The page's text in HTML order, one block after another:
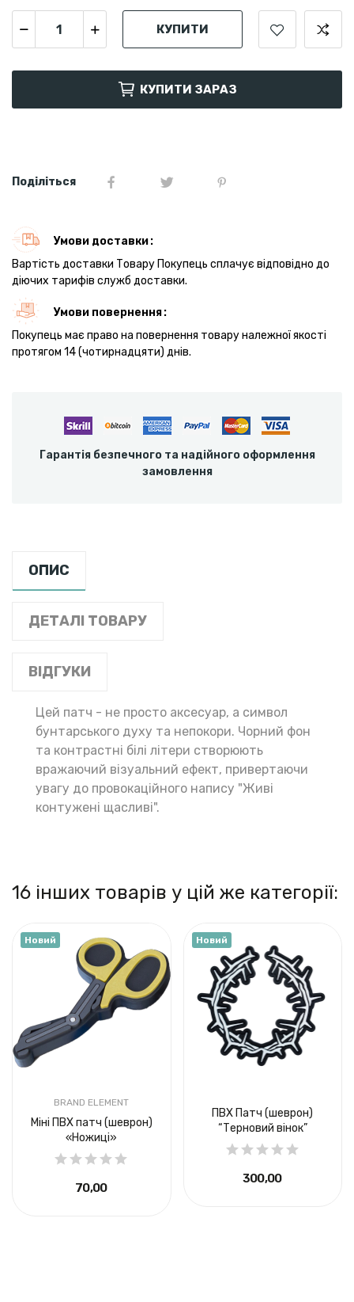
КУПИТИ
КУПИТИ ЗАРАЗ
Поділіться
Умови доставки
Вартість доставки Товару Покупець сплачує відповідно до
діючих тарифів служб доставки.
Умови повернення
Покупець має право на повернення товару належної якості
протягом 14 (чотирнадцяти) днів.
Гарантія безпечного та надійного оформлення
замовлення
ОПИС
ДЕТАЛІ ТОВАРУ
ВІДГУКИ
Цей патч - не просто аксесуар, а символ
бунтарського духу та непокори. Чорний фон
та контрастні білі літери створюють
вражаючий візуальний ефект, привертаючи
увагу до провокаційного напису "Живі
контужені щасливі".
16 інших товарів у цій же категорії:
Новий
BRAND ELEMENT
Міні ПВХ патч (шеврон)
«Ножиці»
70,00 ₴
Новий
ПВХ Патч (шеврон)
“Терновий вінок”
300,00 ₴